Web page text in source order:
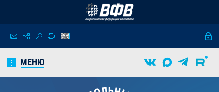
МЕНЮ